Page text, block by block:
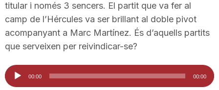
titular i només 3 sencers. El partit que va fer al
camp de l’Hércules va ser brillant al doble pivot
acompanyant a Marc Martínez. És d’aquells partits
que serveixen per reivindicar-se?
Reproductor
d'àudio
00:00 00:00